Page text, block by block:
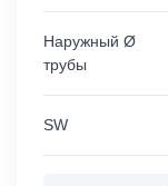
Наружный Ø
трубы
SW